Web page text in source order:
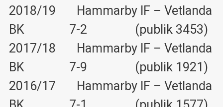
2018/19 Hammarby IF – Vetlanda
BK 7-2 (publik 3453)
2017/18 Hammarby IF – Vetlanda
BK 7-9 (publik 1921)
2016/17 Hammarby IF – Vetlanda